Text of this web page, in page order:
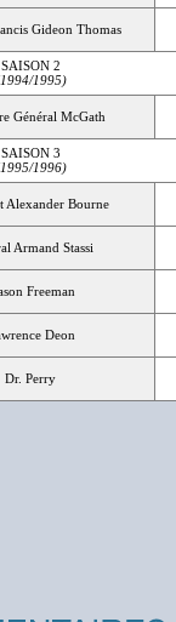
Gideon Thomas
SAISON 2
1995)
Général McGath
SAISON 3
1996)
Alexander Bourne
Armand Stassi
Freeman
Deon
Dr. Perry